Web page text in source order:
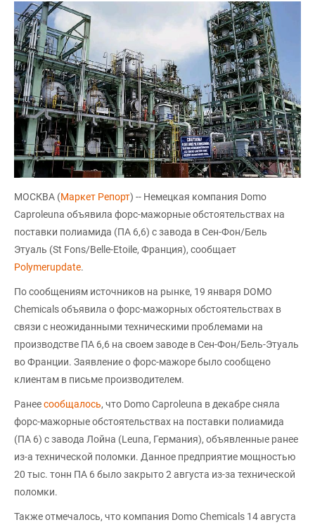
МОСКВА (Маркет Репорт) -- Немецкая компания Domo
Caproleuna объявила форс-мажорные обстоятельствах на
поставки полиамида (ПА 6,6) с завода в Сен-Фон/Бель
Этуаль (St Fons/Belle-Etoile, Франция), сообщает
Polymerupdate.
По сообщениям источников на рынке, 19 января DOMO
Chemicals объявила о форс-мажорных обстоятельствах в
связи с неожиданными техническими проблемами на
производстве ПА 6,6 на своем заводе в Сен-Фон/Бель-Этуаль
во Франции. Заявление о форс-мажоре было сообщено
клиентам в письме производителем.
Ранеесообщалось, что Domo Caproleuna в декабре сняла
форс-мажорные обстоятельствах на поставки полиамида
(ПА 6) с завода Лойна (Leuna, Германия), объявленные ранее
из-а технической поломки. Данное предприятие мощностью
20 тыс. тонн ПА 6 было закрыто 2 августа из-за технической
поломки.
Также отмечалось, что компания Domo Chemicals 14 августа